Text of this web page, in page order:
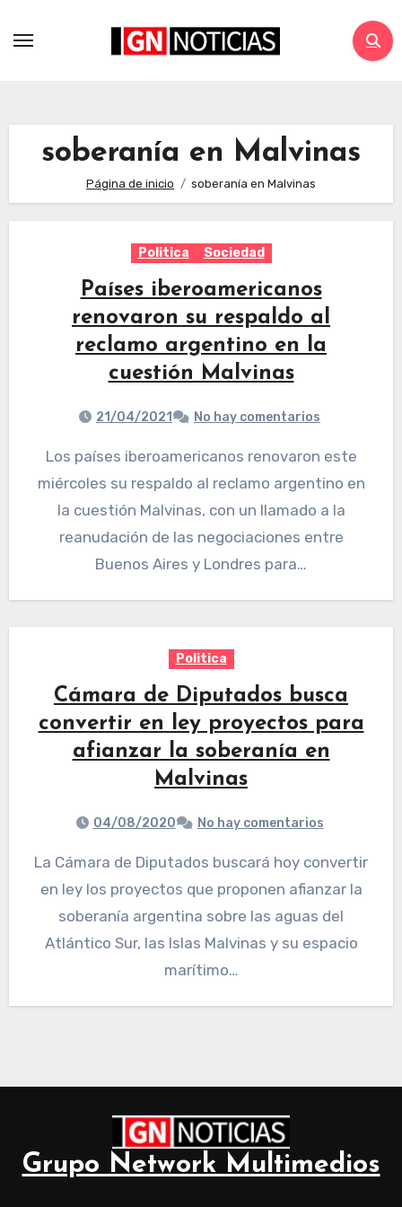
soberanía en Malvinas
Página de inicio soberanía en Malvinas
Politica Sociedad
Países iberoamericanos
renovaron su respaldo al
reclamo argentino en la
cuestión Malvinas
21/04/2021 No hay comentarios
Los países iberoamericanos renovaron este
miércoles su respaldo al reclamo argentino en
la cuestión Malvinas, con un llamado a la
reanudación de las negociaciones entre
Buenos Aires y Londres para…
Politica
Cámara de Diputados busca
convertir en ley proyectos para
afianzar la soberanía en
Malvinas
04/08/2020 No hay comentarios
La Cámara de Diputados buscará hoy convertir
en ley los proyectos que proponen afianzar la
soberanía argentina sobre las aguas del
Atlántico Sur, las Islas Malvinas y su espacio
marítimo…
Grupo Network Multimedios